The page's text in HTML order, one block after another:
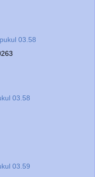
03.58
03.58
03.59